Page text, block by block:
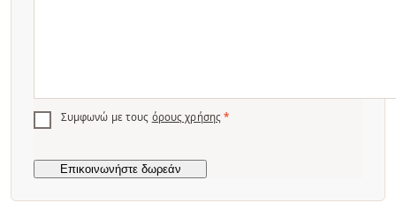
Συμφωνώ με τους όρους χρήσης *